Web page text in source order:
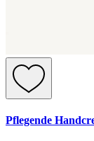
Pflegende